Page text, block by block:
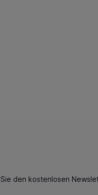
den kostenlosen